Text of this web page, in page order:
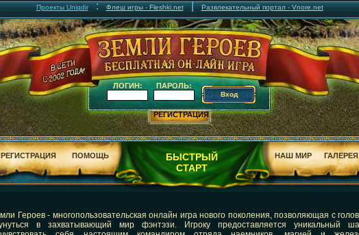
Проекты Uniqdir : Флеш игры - Fleshki.net | Развлекательный портал - Vnore.net
ЛОГИН: ПАРОЛЬ:
РЕГИСТРАЦИЯ
РЕГИСТРАЦИЯ ПОМОЩЬ
БЫСТРЫЙ
СТАРТ
НАШ МИР ГАЛЕРЕЯ